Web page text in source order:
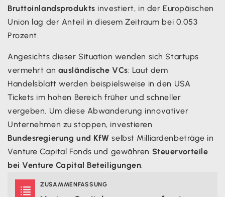
Bruttoinlandsprodukts investiert, in der Europäischen
Union lag der Anteil in diesem Zeitraum bei 0,053
Prozent.
Angesichts dieser Situation wenden sich Startups
vermehrt an ausländische VCs: Laut dem
Handelsblatt werden beispielsweise in den USA
Tickets im hohen Bereich früher und schneller
vergeben. Um diese Abwanderung innovativer
Unternehmen zu stoppen, investieren
Bundesregierung und KfW selbst Milliardenbeträge in
Venture Capital Fonds und gewähren Steuervorteile
bei Venture Capital Beteiligungen.
 ZUSAMMENFASSUNG